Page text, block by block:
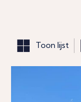
Toon lijst